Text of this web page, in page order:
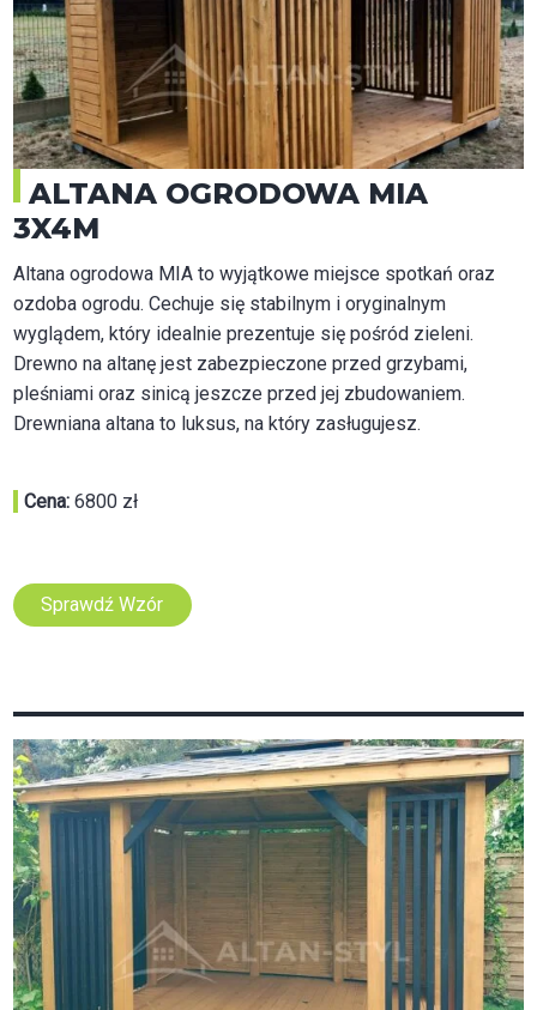
ALTANA OGRODOWA MIA
3X4M
Altana ogrodowa MIA to wyjątkowe miejsce spotkań oraz
ozdoba ogrodu. Cechuje się stabilnym i oryginalnym
wyglądem, który idealnie prezentuje się pośród zieleni.
Drewno na altanę jest zabezpieczone przed grzybami,
pleśniami oraz sinicą jeszcze przed jej zbudowaniem.
Drewniana altana to luksus, na który zasługujesz.
Cena:6800 zł
Sprawdź Wzór